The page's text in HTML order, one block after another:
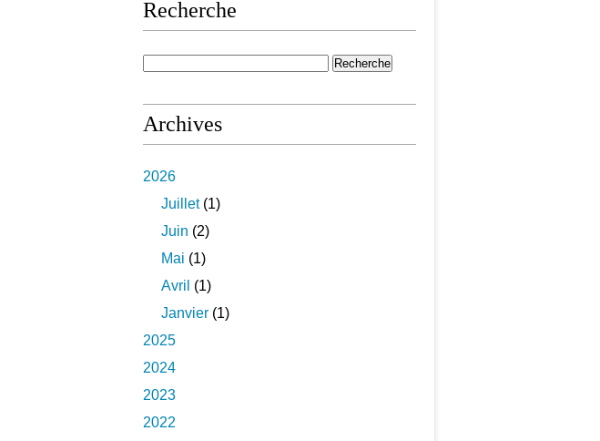
Recherche
Archives
2026
Juillet(1)
Juin (2)
Mai (1)
Avril (1)
Janvier (1)
2025
2024
2023
2022